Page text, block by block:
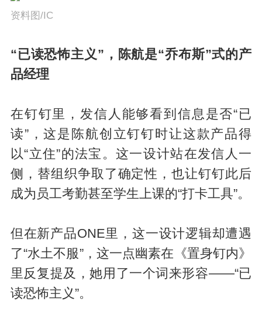
资料图/IC
“已读恐怖主义” ，陈航是“乔布斯”式的产
品经理
在钉钉里，发信人能够看到信息是否“已
读”，这是陈航创立钉钉时让这款产品得
以“立住”的法宝。这一设计站在发信人一
侧，替组织争取了确定性，也让钉钉此后
成为员工考勤甚至学生上课的“打卡工具”。
但在新产品ONE里，这一设计逻辑却遭遇
了“水土不服”，这一点幽素在《置身钉内》
里反复提及，她用了一个词来形容——“已
读恐怖主义”。